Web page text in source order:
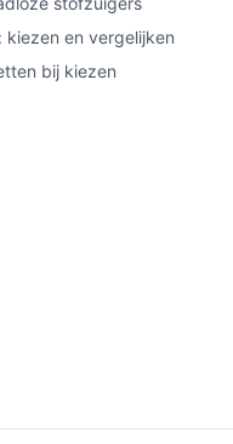
en vergelijken
bij kiezen